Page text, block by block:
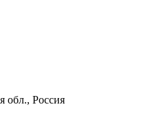
обл., Россия